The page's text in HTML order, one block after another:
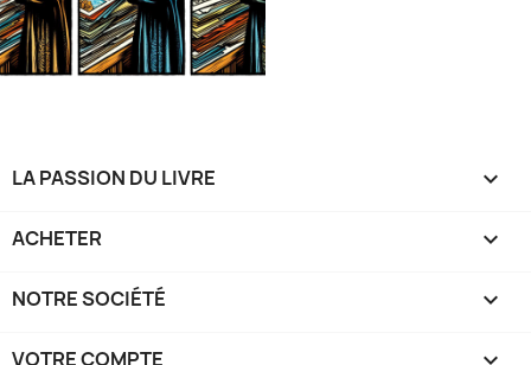
LA PASSION DU LIVRE 
ACHETER 
NOTRE SOCIÉTÉ 
VOTRE COMPTE